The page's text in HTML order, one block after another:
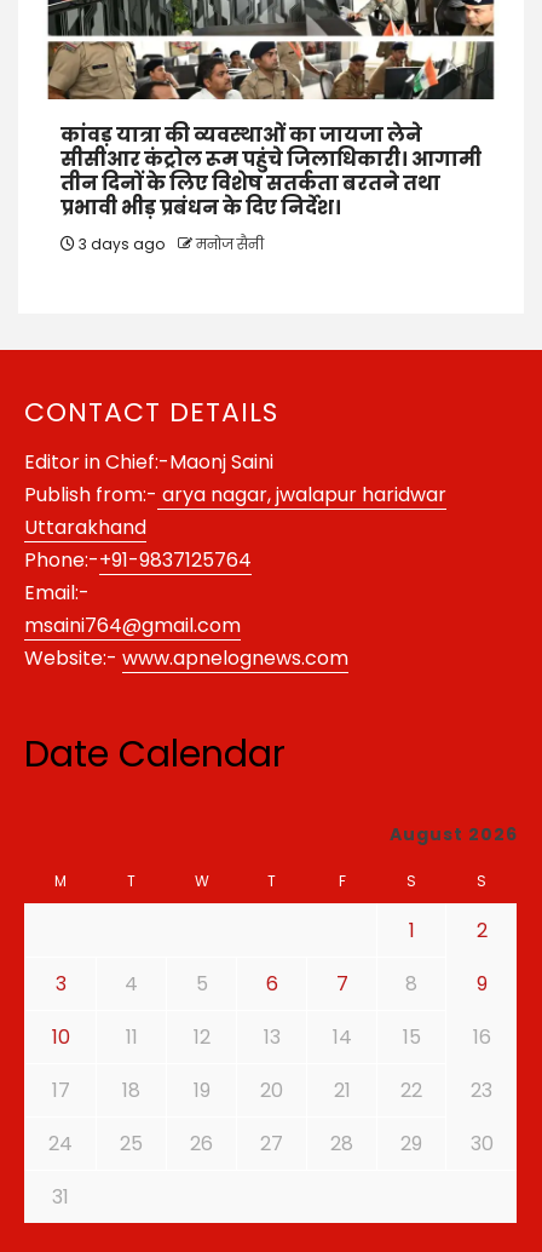
कांवड़ यात्रा की व्यवस्थाओं का जायजा लेने
सीसीआर कंट्रोल रूम पहुंचे जिलाधिकारी। आगामी
तीन दिनों के लिए विशेष सतर्कता बरतने तथा
प्रभावी भीड़ प्रबंधन के दिए निर्देश।
3 days ago मनोज सैनी
CONTACT DETAILS
Editor in Chief:-Maonj Saini
Publish from:- arya nagar, jwalapur haridwar
Uttarakhand
Phone:-+91-9837125764
Email:-
msaini764@gmail.com
Website:- www.apnelognews.com
Date Calendar
August 2026
M T W T F S S
1
2
3
4 5 6 7 8
9
10
11 12 13 14 15
16
17
18 19 20 21 22
23
24
25 26 27 28 29
30
31